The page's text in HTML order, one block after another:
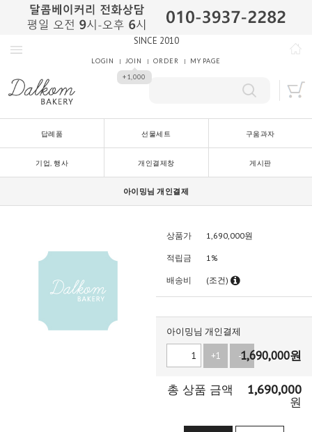
SINCE 2010
LOGIN JOIN
+1,000
ORDER MY PAGE
답례품 선물세트 구움과자
기업, 행사 개인결제창 게시판
아이밍님 개인결제
상품가 1,690,000원
적립금 1%
배송비 (조건)
아이밍님 개인결제
+1 -1
1,690,000원
총 상품 금액 1,690,000
원